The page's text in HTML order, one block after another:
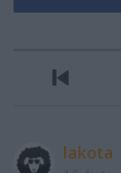
lakota